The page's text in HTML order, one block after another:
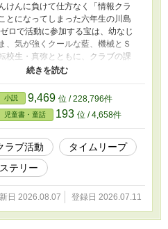
けんに負けて仕方なく「情報クラ
とになってしまった六年生の川島
ロで活動に参加する宝は、幼なじ
、気が強くクールな藍、機械とＳ
校生・真弥とともに、クラブの課
動画を作ることになる。 そんな宝
れてくる。 それは、日時を指定し
ば、過去にタイムリープできる不
だった。
小説 9,469 位 / 228,796件
児童書・童話 193 位 / 4,658件
ラブ活動
タイムリープ
テリー
日 2026.08.07 登録日 2026.07.11